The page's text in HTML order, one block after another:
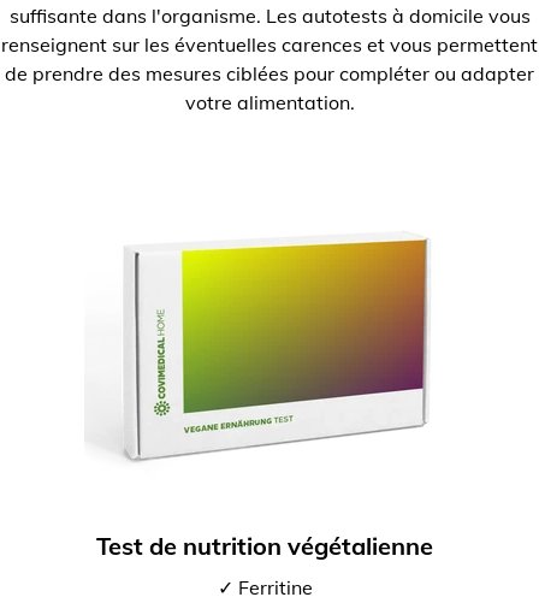
suffisante dans l'organisme. Les autotests à domicile vous
renseignent sur les éventuelles carences et vous permettent
de prendre des mesures ciblées pour compléter ou adapter
votre alimentation.
Test de nutrition végétalienne
✓ Ferritine